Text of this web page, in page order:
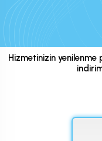
Hizmetinizin yenilenme